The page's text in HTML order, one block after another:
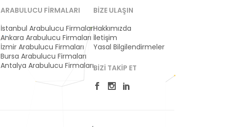
ARABULUCU FIRMALARI
İstanbul Arabulucu Firmaları
Ankara Arabulucu Firmaları
İzmir Arabulucu Firmaları
Bursa Arabulucu Firmaları
Antalya Arabulucu Firmaları
BIZE ULAŞIN
Hakkımızda
İletişim
Yasal Bilgilendirmeler
BIZI TAKIP ET